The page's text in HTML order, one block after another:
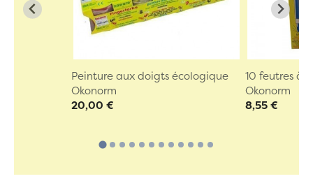
Peinture aux doigts écologique
Okonorm
20,00 €
10 feutres à
Okonorm
8,55 €